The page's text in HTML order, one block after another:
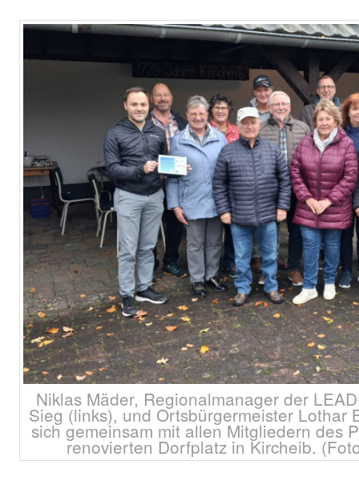
Niklas Mäder, Regionalmanager der
Sieg (links), und Ortsbürgermeister Lothar
sich gemeinsam mit allen Mitgliedern des
renovierten Dorfplatz in Kircheib.